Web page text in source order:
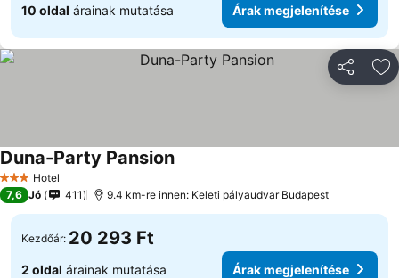
10 oldal árainak mutatása Árak megjelenítése
3 Kategória
Hotel
Duna-Party PansionÁrak megjelenítése
7,6 Jó 411 9.4 km-re innen: Keleti pályaudvar Budapest
Kezdőár: 20 293 Ft
2 oldal árainak mutatása Árak megjelenítése